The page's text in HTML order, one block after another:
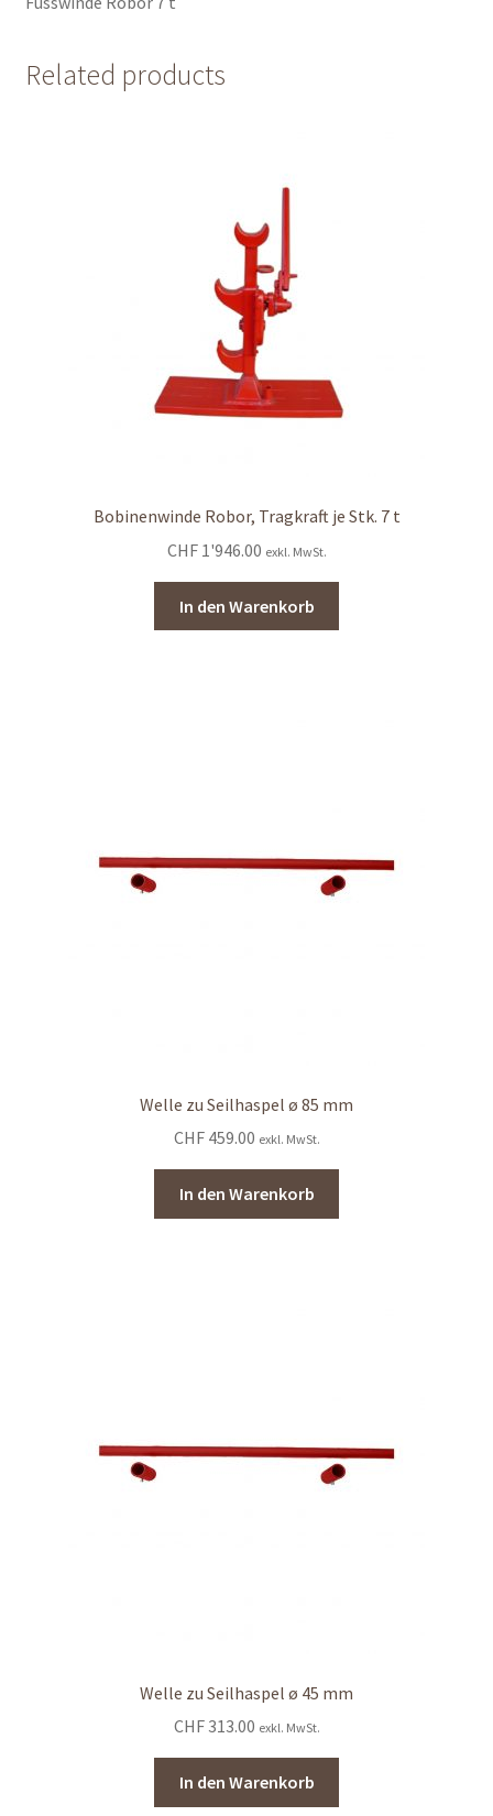
Related products
Bobinenwinde Robor, Tragkraft je Stk. 7 t
CHF1'946.00 exkl. MwSt.
In den Warenkorb
Welle zu Seilhaspel ø 85 mm
CHF459.00 exkl. MwSt.
In den Warenkorb
Welle zu Seilhaspel ø 45 mm
CHF313.00 exkl. MwSt.
In den Warenkorb